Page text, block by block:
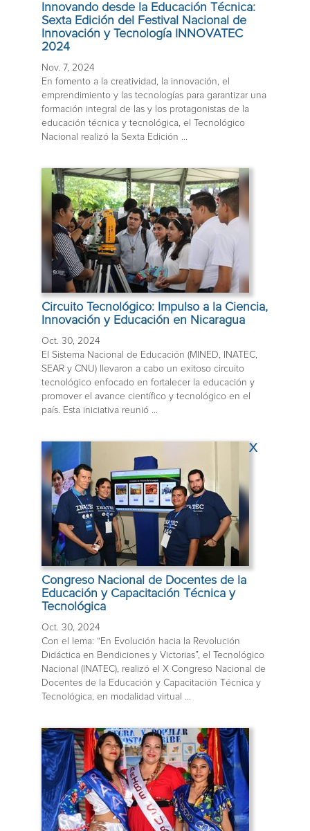
Innovando desde la Educación Técnica:
Sexta Edición del Festival Nacional de
Innovación y Tecnología INNOVATEC
2024
Nov. 7, 2024
En fomento a la creatividad, la innovación, el
emprendimiento y las tecnologías para garantizar una
formación integral de las y los protagonistas de la
educación técnica y tecnológica, el Tecnológico
Nacional realizó la Sexta Edición ...
Circuito Tecnológico: Impulso a la Ciencia,
Innovación y Educación en Nicaragua
Oct. 30, 2024
El Sistema Nacional de Educación (MINED, INATEC,
SEAR y CNU) llevaron a cabo un exitoso circuito
tecnológico enfocado en fortalecer la educación y
promover el avance científico y tecnológico en el
país. Esta iniciativa reunió ...
X
Congreso Nacional de Docentes de la
Educación y Capacitación Técnica y
Tecnológica
Oct. 30, 2024
Con el lema: “En Evolución hacia la Revolución
Didáctica en Bendiciones y Victorias”, el Tecnológico
Nacional (INATEC), realizó el X Congreso Nacional de
Docentes de la Educación y Capacitación Técnica y
Tecnológica, en modalidad virtual ...